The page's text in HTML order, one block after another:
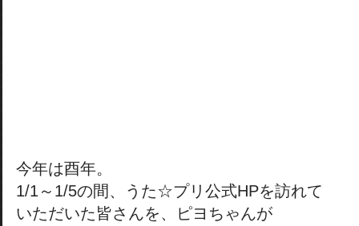
今年は酉年。
1/1～1/5の間、うた☆プリ公式HPを訪れて
いただいた皆さんを、ピヨちゃんが